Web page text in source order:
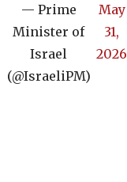
— Prime
Minister of
Israel
(@IsraeliPM)
May
31,
2026